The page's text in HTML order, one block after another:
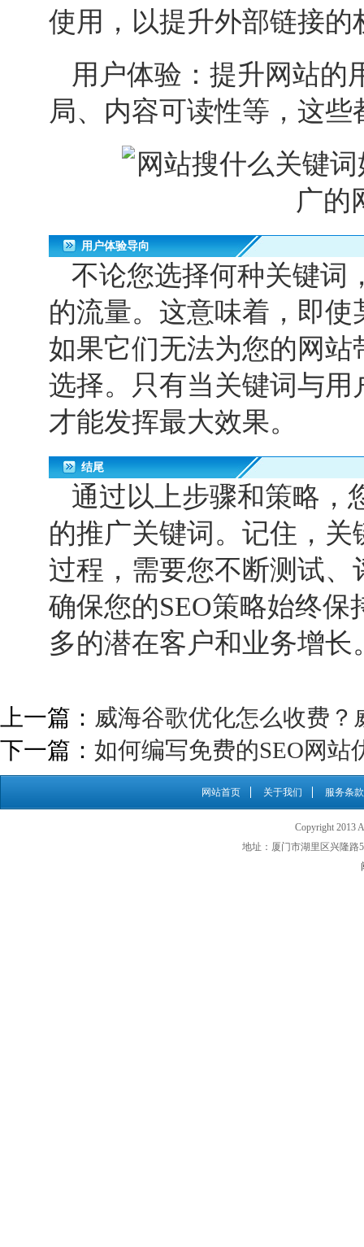
使用，以提升外部链接的
用户体验：提升网站的
局、内容可读性等，这
用户体验导向
不论您选择何种关键词
的流量。这意味着，即
如果它们无法为您的网
选择。只有当关键词与
才能发挥最大效果。
结尾
通过以上步骤和策略，
的推广关键词。记住，
过程，需要您不断测试
确保您的SEO策略始终保
多的潜在客户和业务增长
上一篇： 威海谷歌优化怎么收费
下一篇： 如何编写免费的SEO网站
网站首页 关于我们 服务条款
Copyright 2013
地址：厦门市湖里区兴隆路